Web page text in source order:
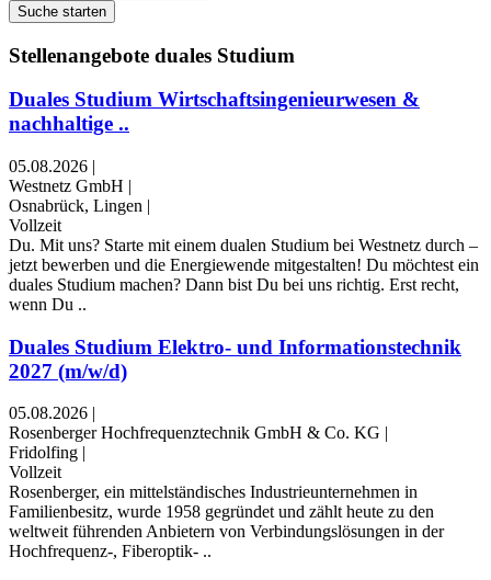
Suche starten
Stellenangebote duales Studium
Duales Studium Wirtschaftsingenieurwesen &
nachhaltige ..
05.08.2026 |
Westnetz GmbH |
Osnabrück, Lingen |
Vollzeit
Du. Mit uns? Starte mit einem dualen Studium bei Westnetz durch –
jetzt bewerben und die Energiewende mitgestalten! Du möchtest ein
duales Studium machen? Dann bist Du bei uns richtig. Erst recht,
wenn Du ..
Duales Studium Elektro- und Informationstechnik
2027 (m/w/d)
05.08.2026 |
Rosenberger Hochfrequenztechnik GmbH & Co. KG |
Fridolfing |
Vollzeit
Rosenberger, ein mittelständisches Industrieunternehmen in
Familienbesitz, wurde 1958 gegründet und zählt heute zu den
weltweit führenden Anbietern von Verbindungslösungen in der
Hochfrequenz-, Fiberoptik- ..